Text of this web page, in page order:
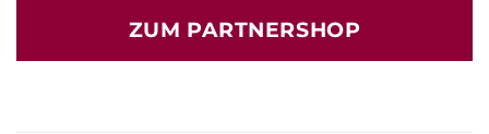
ZUM PARTNERSHOP